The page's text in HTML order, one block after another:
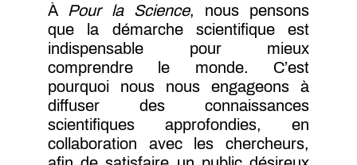
À Pour la Science, nous pensons
que la démarche scientifique est
indispensable pour mieux
comprendre le monde. C’est
pourquoi nous nous engageons à
diffuser des connaissances
scientifiques approfondies, en
collaboration avec les chercheurs,